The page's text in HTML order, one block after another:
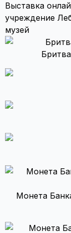
Выставка
учреждение
музей
Монета